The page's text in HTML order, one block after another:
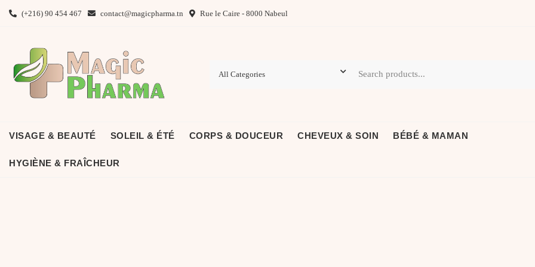
(+216) 90 454 467 contact@magicpharma.tn Rue le Caire - 8000 Nabeul
VISAGE & BEAUTÉ SOLEIL & ÉTÉ CORPS & DOUCEUR CHEVEUX & SOIN BÉBÉ & MAMAN
HYGIÈNE & FRAÎCHEUR